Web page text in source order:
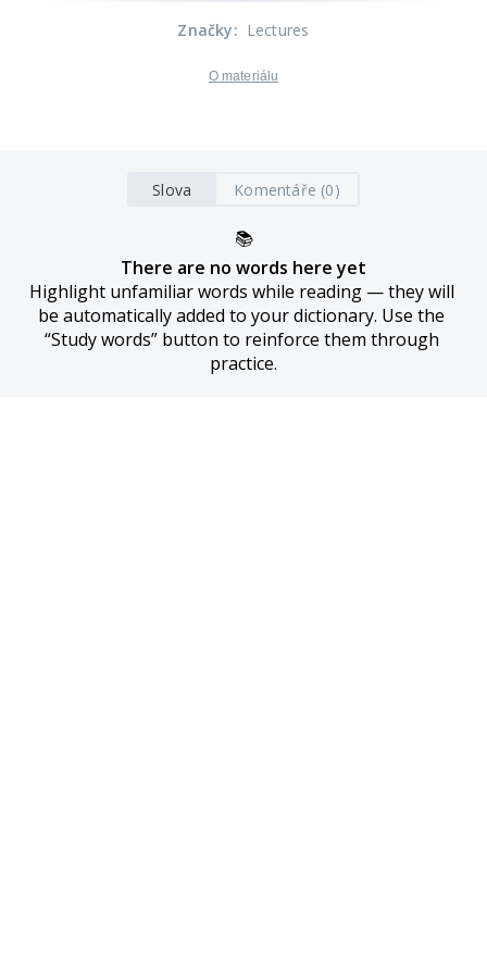
Značky: Lectures
O materiálu
Slova Komentáře (0)
📚
There are no words here yet
Highlight unfamiliar words while reading — they will
be automatically added to your dictionary. Use the
“Study words” button to reinforce them through
practice.